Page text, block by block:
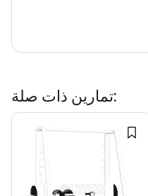
تمارين ذات صلة: